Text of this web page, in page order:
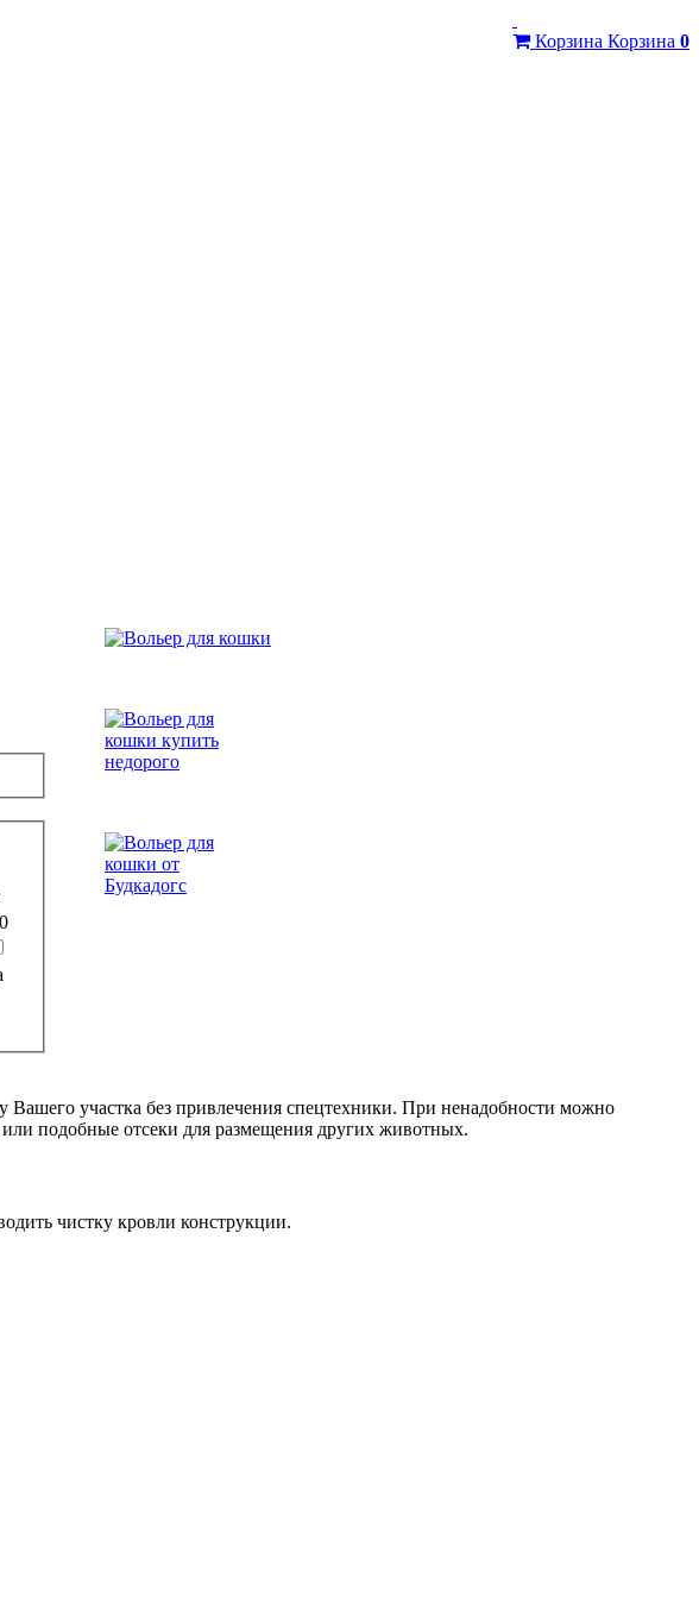
Корзина Корзина 0
участка без привлечения спецтехники. При ненадобности можно
подобные отсеки для размещения других животных.
чистку кровли конструкции.